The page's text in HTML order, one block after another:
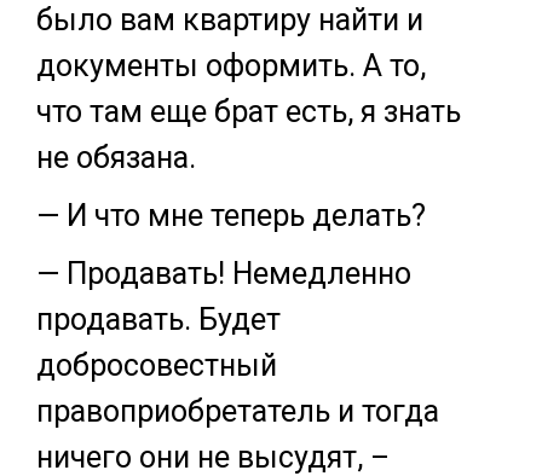
было вам квартиру найти и
документы оформить. А то,
что там еще брат есть, я знать
не обязана.
— И что мне теперь делать?
— Продавать! Немедленно
продавать. Будет
добросовестный
правоприобретатель и тогда
ничего они не высудят, –